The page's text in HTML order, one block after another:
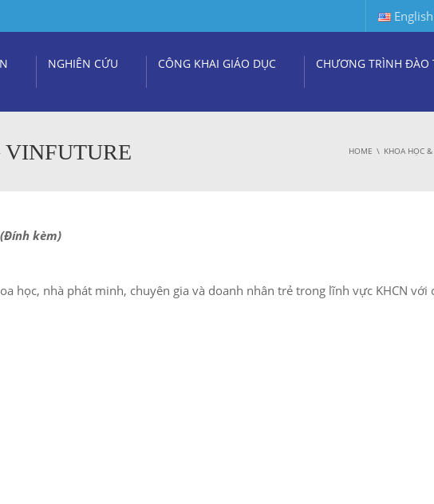
English
NGHIÊN CỨU CÔNG KHAI GIÁO DỤC CHƯƠNG TRÌNH ĐÀO
HOME KHOA HỌC
kèm)
học, nhà phát minh, chuyên gia và doanh nhân trẻ trong lĩnh vực KHCN với